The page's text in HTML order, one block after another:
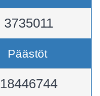
3735011
Päästöt
18446744